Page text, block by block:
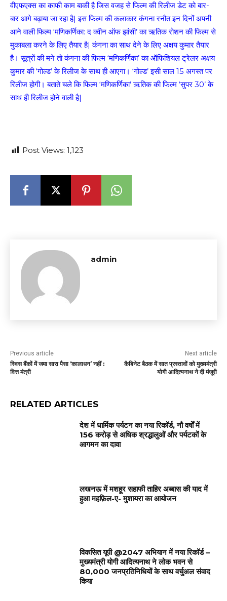
वीएफएक्स का काफी काम बाकी है जिस वजह से फिल्म की रिलीज डेट को बार-
बार आगे बढ़ाया जा रहा है| इस फिल्म की कलाकार कंगना रनौत इन दिनों अपनी
आने वाली फिल्म ‘मणिकर्णिका: द क्वीन ऑफ झांसी’ का ऋतिक रोशन की फिल्म से
मुकाबला करने के लिए तैयार है| कंगना का साथ देने के लिए अक्षय कुमार तैयार
है। सूत्रों की मने तो कंगना की फिल्म ‘मणिकर्णिका’ का ऑफिशियल ट्रेलर अक्षय
कुमार की ‘गोल्ड’ के रिलीज के साथ ही आएगा। ‘गोल्ड’ इसी साल 15 अगस्त पर
रिलीज होगी। बताते चले कि फिल्म ‘मणिकर्णिका’ ऋतिक की फिल्म ‘सुपर 30’ के
साथ ही रिलीज होने वाली है|
Post Views: 1,123
admin
Previous article
स्विस बैंकों में जमा सारा पैसा ‘कालाधन’ नहीं :
वित्त मंत्री
Next article
कैबिनेट बैठक में सात प्रस्तावों को मुख्यमंत्री
योगी आदित्यनाथ ने दी मंजूरी
RELATED ARTICLES
देश में धार्मिक पर्यटन का नया रिकॉर्ड, नौ वर्षों में
156 करोड़ से अधिक श्रद्धालुओं और पर्यटकों के
आगमन का दावा
लखनऊ में मशहूर सहाफी ताहिर अब्बास की याद में
हुआ महफ़िल-ए- मुशायरा का आयोजन
विकसित यूपी @2047 अभियान में नया रिकॉर्ड –
मुख्यमंत्री योगी आदित्यनाथ ने लोक भवन से
80,000 जनप्रतिनिधियों के साथ वर्चुअल संवाद
किया